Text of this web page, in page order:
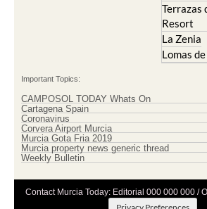
Terrazas
Resort
La Zenia
Lomas
Important Topics:
CAMPOSOL TODAY Whats On
Cartagena Spain
Coronavirus
Corvera Airport Murcia
Murcia Gota Fria 2019
Murcia property news generic thread
Weekly Bulletin
Contact Murcia Today: Editorial 000 000 000 /